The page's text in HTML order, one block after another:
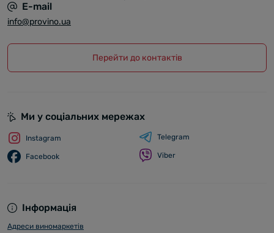
E-mail
info@provino.ua
Перейти до контактів
Інформація
Адреси виномаркетів
Ми у соціальних мережах
Instagram
Facebook
Telegram
Viber